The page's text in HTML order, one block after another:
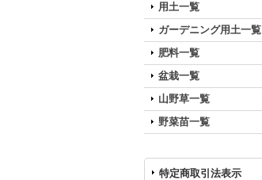
用土一覧
ガーデニング用土一覧
肥料一覧
盆栽一覧
山野草一覧
野菜苗一覧
特定商取引法表示